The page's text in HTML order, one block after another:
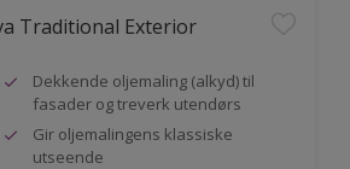
Traditional Exterior
Dekkende oljemaling (alkyd) til
fasader og treverk utendørs
Gir oljemalingens klassiske
utseende